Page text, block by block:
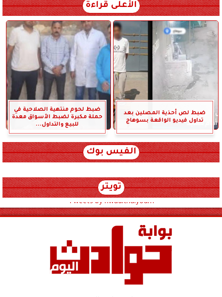
الأعلى قراءة
ضبط لص أحذية المصلين بعد
تداول فيديو الواقعة بسوهاج
ضبط لحوم منتهية الصلاحية في
حملة مكبرة لضبط الأسواق معدة
للبيع والتداول...
الفيس بوك
تويتر
Tweets by hwadithalyoum